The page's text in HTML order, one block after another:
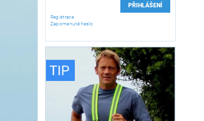
Registrace
Zapomenuté heslo